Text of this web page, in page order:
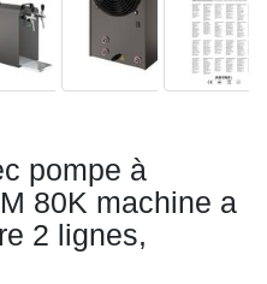
pompe à
80K machine a
2 lignes,